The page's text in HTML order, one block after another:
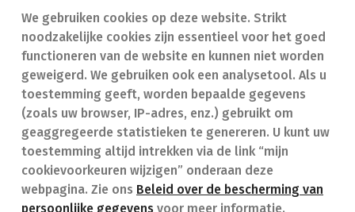
We gebruiken cookies op deze website. Strikt
noodzakelijke cookies zijn essentieel voor het goed
functioneren van de website en kunnen niet worden
geweigerd. We gebruiken ook een analysetool. Als u
toestemming geeft, worden bepaalde gegevens
(zoals uw browser, IP-adres, enz.) gebruikt om
geaggregeerde statistieken te genereren. U kunt uw
toestemming altijd intrekken via de link “mijn
cookievoorkeuren wijzigen” onderaan deze
webpagina. Zie ons Beleid over de bescherming van
persoonlijke gegevens voor meer informatie.
Vind een apotheek
Onze expertise
Ziekten
Geneesmiddelen
In geval van nood
Contact
Veelgestelde vragen
(FAQ)